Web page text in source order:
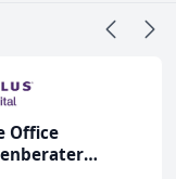
Office